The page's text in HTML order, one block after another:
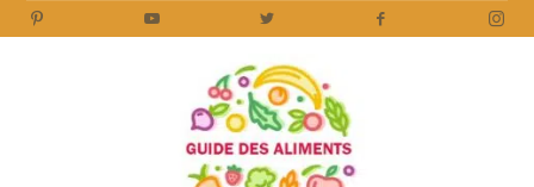
Aliments